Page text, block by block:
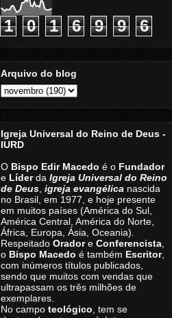
1 0 1 6 9 9 6
Arquivo do blog
Igreja Universal do Reino de Deus -
IURD
O Bispo Edir Macedo é o Fundador
e Líderda Igreja Universal do Reino
de Deus, igreja evangélica nascida
no Brasil, em 1977, e hoje presente
em muitos países (América do Sul,
América Central, América do Norte,
África, Europa, Ásia, Oceania).
Respeitado Oradore Conferencista,
o Bispo Macedo é também Escritor,
com inúmeros títulos publicados,
sendo que muitos com vendas que
ultrapassam os três milhões de
exemplares.
No campo teológico, tem se